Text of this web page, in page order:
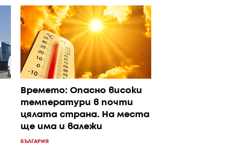
Времето: Опасно високи
температури в почти
цялата страна. На места
ще има и валежи
БЪЛГАРИЯ